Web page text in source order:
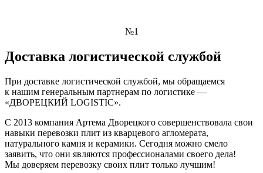
№1
Доставка логистической службой
При доставке логистической службой, мы обращаемся
к нашим генеральным партнерам по логистике —
«ДВОРЕЦКИЙ LOGISTIC».
С 2013 компания Артема Дворецкого совершенствовала свои
навыки перевозки плит из кварцевого агломерата,
натурального камня и керамики. Сегодня можно смело
заявить, что они являются профессионалами своего дела!
Мы доверяем перевозку своих плит только лучшим!